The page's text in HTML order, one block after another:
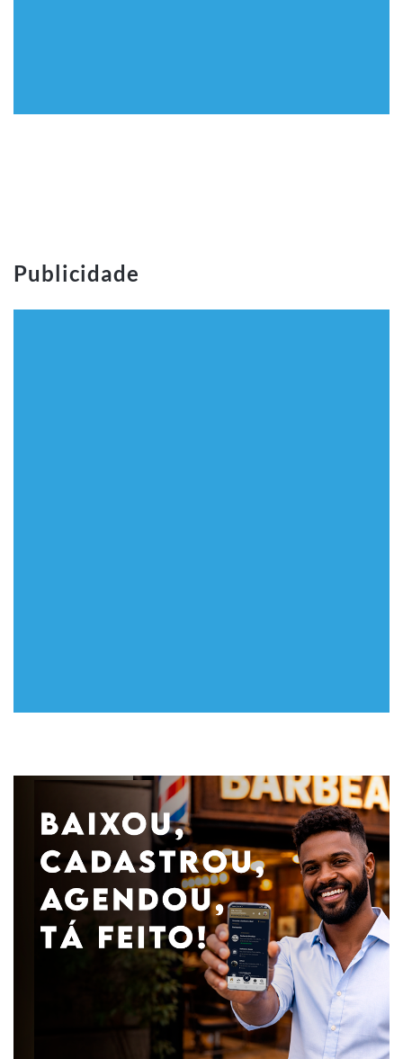
Publicidade